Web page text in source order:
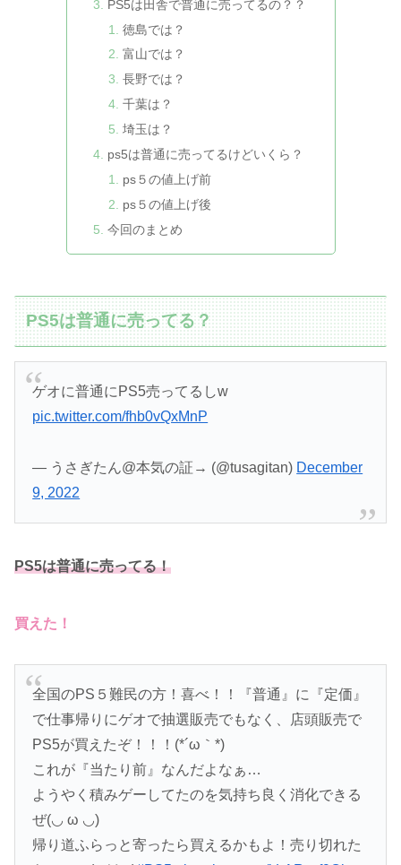
PS5は田舎で普通に売ってるの？？
徳島では？
富山では？
長野では？
千葉は？
埼玉は？
ps5は普通に売ってるけどいくら？
ps５の値上げ前
ps５の値上げ後
今回のまとめ
PS5は普通に売ってる？
ゲオに普通にPS5売ってるしw
pic.twitter.com/fhb0vQxMnP
— うさぎたん@本気の証→ (@tusagitan) December
9, 2022
PS5は普通に売ってる！
買えた！
全国のPS５難民の方！喜べ！！『普通』に『定価』
で仕事帰りにゲオで抽選販売でもなく、店頭販売で
PS5が買えたぞ！！！(*´ω｀*)
これが『当たり前』なんだよなぁ…
ようやく積みゲーしてたのを気持ち良く消化できる
ぜ(◡ ω ◡)
帰り道ふらっと寄ったら買えるかもよ！売り切れた